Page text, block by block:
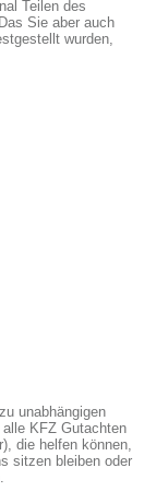
Teilen des
Sie aber auch
wurden,
unabhängigen
KFZ Gutachten
die helfen können,
sitzen bleiben oder